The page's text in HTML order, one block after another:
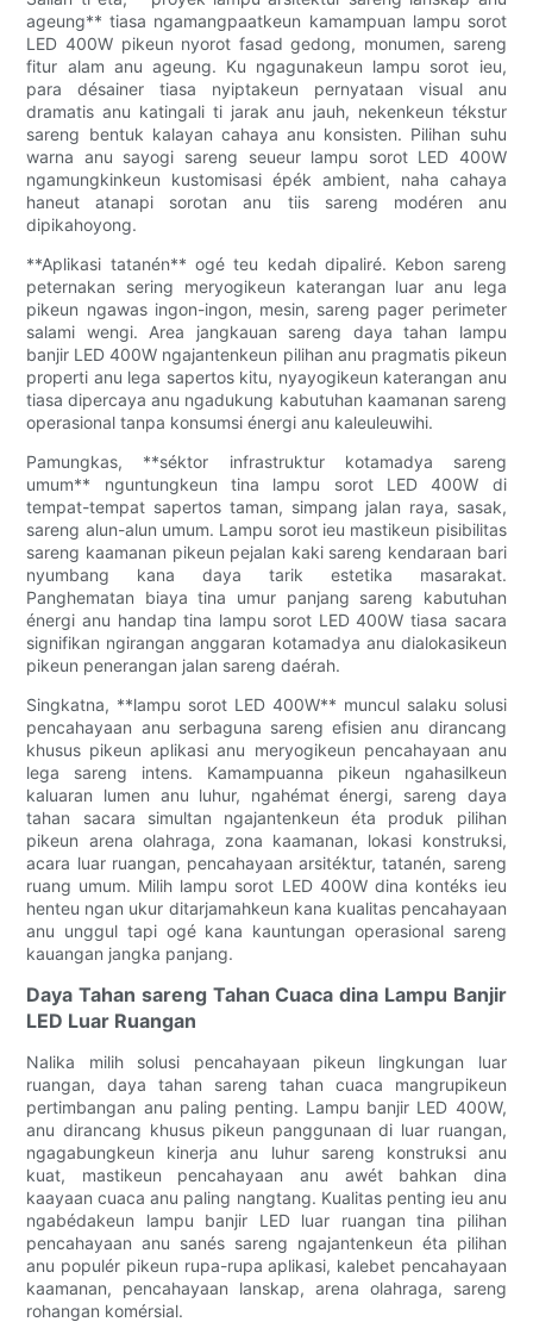
ageung** tiasa ngamangpaatkeun kamampuan lampu sorot
LED 400W pikeun nyorot fasad gedong, monumen, sareng
fitur alam anu ageung. Ku ngagunakeun lampu sorot ieu,
para désainer tiasa nyiptakeun pernyataan visual anu
dramatis anu katingali ti jarak anu jauh, nekenkeun tékstur
sareng bentuk kalayan cahaya anu konsisten. Pilihan suhu
warna anu sayogi sareng seueur lampu sorot LED 400W
ngamungkinkeun kustomisasi épék ambient, naha cahaya
haneut atanapi sorotan anu tiis sareng modéren anu
dipikahoyong.
**Aplikasi tatanén** ogé teu kedah dipaliré. Kebon sareng
peternakan sering meryogikeun katerangan luar anu lega
pikeun ngawas ingon-ingon, mesin, sareng pager perimeter
salami wengi. Area jangkauan sareng daya tahan lampu
banjir LED 400W ngajantenkeun pilihan anu pragmatis pikeun
properti anu lega sapertos kitu, nyayogikeun katerangan anu
tiasa dipercaya anu ngadukung kabutuhan kaamanan sareng
operasional tanpa konsumsi énergi anu kaleuleuwihi.
Pamungkas, **séktor infrastruktur kotamadya sareng
umum** nguntungkeun tina lampu sorot LED 400W di
tempat-tempat sapertos taman, simpang jalan raya, sasak,
sareng alun-alun umum. Lampu sorot ieu mastikeun pisibilitas
sareng kaamanan pikeun pejalan kaki sareng kendaraan bari
nyumbang kana daya tarik estetika masarakat.
Panghematan biaya tina umur panjang sareng kabutuhan
énergi anu handap tina lampu sorot LED 400W tiasa sacara
signifikan ngirangan anggaran kotamadya anu dialokasikeun
pikeun penerangan jalan sareng daérah.
Singkatna, **lampu sorot LED 400W** muncul salaku solusi
pencahayaan anu serbaguna sareng efisien anu dirancang
khusus pikeun aplikasi anu meryogikeun pencahayaan anu
lega sareng intens. Kamampuanna pikeun ngahasilkeun
kaluaran lumen anu luhur, ngahémat énergi, sareng daya
tahan sacara simultan ngajantenkeun éta produk pilihan
pikeun arena olahraga, zona kaamanan, lokasi konstruksi,
acara luar ruangan, pencahayaan arsitéktur, tatanén, sareng
ruang umum. Milih lampu sorot LED 400W dina kontéks ieu
henteu ngan ukur ditarjamahkeun kana kualitas pencahayaan
anu unggul tapi ogé kana kauntungan operasional sareng
kauangan jangka panjang.
Daya Tahan sareng Tahan Cuaca dina Lampu Banjir
LED Luar Ruangan
Nalika milih solusi pencahayaan pikeun lingkungan luar
ruangan, daya tahan sareng tahan cuaca mangrupikeun
pertimbangan anu paling penting. Lampu banjir LED 400W,
anu dirancang khusus pikeun panggunaan di luar ruangan,
ngagabungkeun kinerja anu luhur sareng konstruksi anu
kuat, mastikeun pencahayaan anu awét bahkan dina
kaayaan cuaca anu paling nangtang. Kualitas penting ieu anu
ngabédakeun lampu banjir LED luar ruangan tina pilihan
pencahayaan anu sanés sareng ngajantenkeun éta pilihan
anu populér pikeun rupa-rupa aplikasi, kalebet pencahayaan
kaamanan, pencahayaan lanskap, arena olahraga, sareng
rohangan komérsial.